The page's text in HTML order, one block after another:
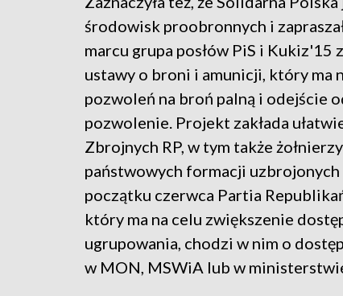
środowisk proobronnych i
marcu grupa posłów PiS i Kukiz'15
ustawy o broni i amunicji, który ma
pozwoleń na broń palną i odejście
pozwolenie. Projekt zakłada
Zbrojnych RP, w tym także
państwowych formacji
początku czerwca Partia
który ma na celu zwiększenie
ugrupowania, chodzi w nim o
w MON, MSWiA lub w